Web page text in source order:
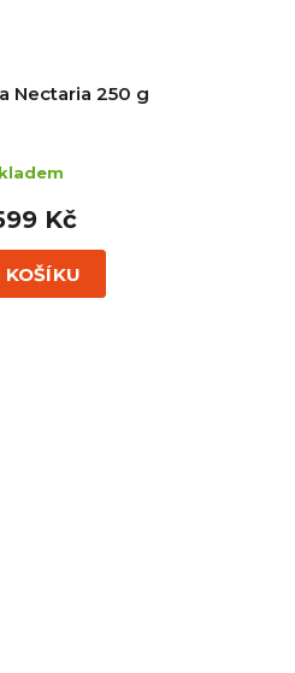
Nectaria 250 g
Kč
KOŠÍKU